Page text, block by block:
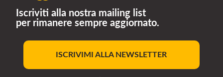
Iscriviti alla nostra mailing list
per rimanere sempre aggiornato.
ISCRIVIMI ALLA NEWSLETTER